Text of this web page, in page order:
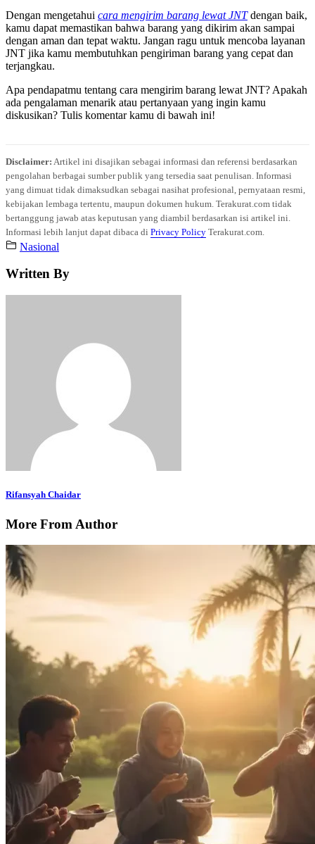
Dengan mengetahui cara mengirim barang lewat JNTdengan baik,
kamu dapat memastikan bahwa barang yang dikirim akan sampai
dengan aman dan tepat waktu. Jangan ragu untuk mencoba layanan
JNT jika kamu membutuhkan pengiriman barang yang cepat dan
terjangkau.
Apa pendapatmu tentang cara mengirim barang lewat JNT? Apakah
ada pengalaman menarik atau pertanyaan yang ingin kamu
diskusikan? Tulis komentar kamu di bawah ini!
Disclaimer: Artikel ini disajikan sebagai informasi dan referensi berdasarkan
pengolahan berbagai sumber publik yang tersedia saat penulisan. Informasi
yang dimuat tidak dimaksudkan sebagai nasihat profesional, pernyataan resmi,
kebijakan lembaga tertentu, maupun dokumen hukum. Terakurat.com tidak
bertanggung jawab atas keputusan yang diambil berdasarkan isi artikel ini.
Informasi lebih lanjut dapat dibaca di Privacy Policy Terakurat.com.
Nasional
Written By
Rifansyah Chaidar
More From Author